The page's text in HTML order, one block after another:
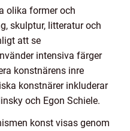
olika former och
skulptur, litteratur och
att se
intensiva färger
konstnärens inre
konstnärer inkluderar
och Egon Schiele.
konst visas genom